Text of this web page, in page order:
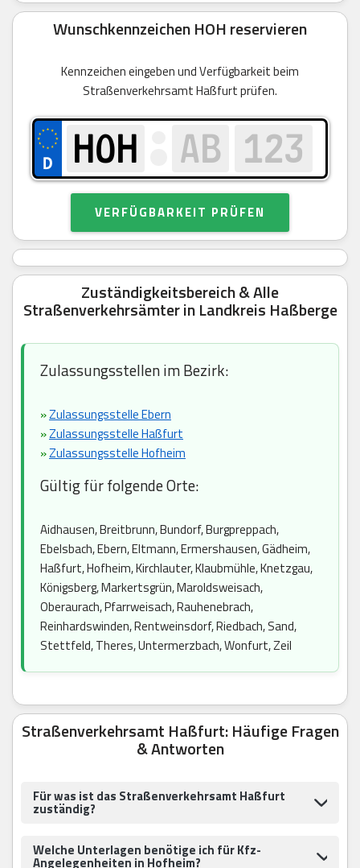
Wunschkennzeichen HOH reservieren
Kennzeichen eingeben und Verfügbarkeit beim
Straßenverkehrsamt Haßfurt prüfen.
VERFÜGBARKEIT PRÜFEN
Zuständigkeitsbereich & Alle
Straßenverkehrsämter in Landkreis Haßberge
Zulassungsstellen im Bezirk:
»Zulassungsstelle Ebern
»Zulassungsstelle Haßfurt
»Zulassungsstelle Hofheim
Gültig für folgende Orte:
Aidhausen, Breitbrunn, Bundorf, Burgpreppach,
Ebelsbach, Ebern, Eltmann, Ermershausen, Gädheim,
Haßfurt, Hofheim, Kirchlauter, Klaubmühle, Knetzgau,
Königsberg, Markertsgrün, Maroldsweisach,
Oberaurach, Pfarrweisach, Rauhenebrach,
Reinhardswinden, Rentweinsdorf, Riedbach, Sand,
Stettfeld, Theres, Untermerzbach, Wonfurt, Zeil
Straßenverkehrsamt Haßfurt: Häufige Fragen
& Antworten
Für was ist das Straßenverkehrsamt Haßfurt
zuständig?
Welche Unterlagen benötige ich für Kfz-
Angelegenheiten in Hofheim?